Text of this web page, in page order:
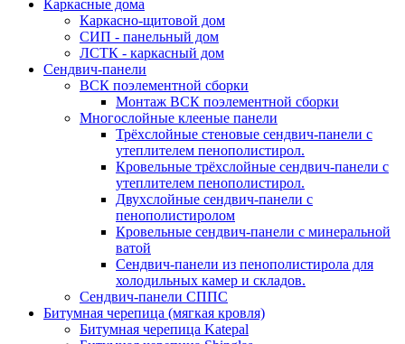
Каркасные дома
Каркасно-щитовой дом
СИП - панельный дом
ЛСТК - каркасный дом
Сендвич-панели
ВСК поэлементной сборки
Монтаж ВСК поэлементной сборки
Многослойные клееные панели
Трёхслойные стеновые сендвич-панели с
утеплителем пенополистирол.
Кровельные трёхслойные сендвич-панели с
утеплителем пенополистирол.
Двухслойные сендвич-панели с
пенополистиролом
Кровельные сендвич-панели с минеральной
ватой
Сендвич-панели из пенополистирола для
холодильных камер и складов.
Сендвич-панели СППС
Битумная черепица (мягкая кровля)
Битумная черепица Katepal